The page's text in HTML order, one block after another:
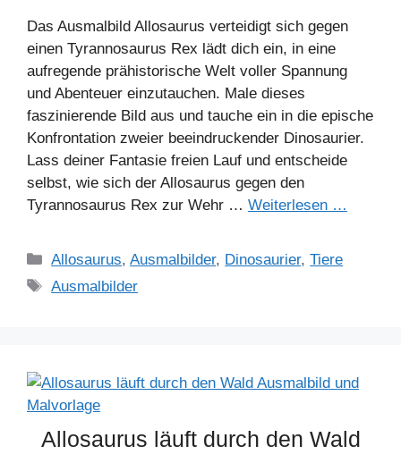
Das Ausmalbild Allosaurus verteidigt sich gegen
einen Tyrannosaurus Rex lädt dich ein, in eine
aufregende prähistorische Welt voller Spannung
und Abenteuer einzutauchen. Male dieses
faszinierende Bild aus und tauche ein in die epische
Konfrontation zweier beeindruckender Dinosaurier.
Lass deiner Fantasie freien Lauf und entscheide
selbst, wie sich der Allosaurus gegen den
Tyrannosaurus Rex zur Wehr … Weiterlesen …
Kategorien
Allosaurus,Ausmalbilder, Dinosaurier,Tiere
Schlagwörter
Ausmalbilder
Allosaurus läuft durch den Wald